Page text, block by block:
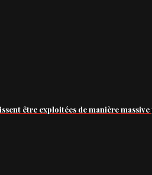
être exploitées de manière